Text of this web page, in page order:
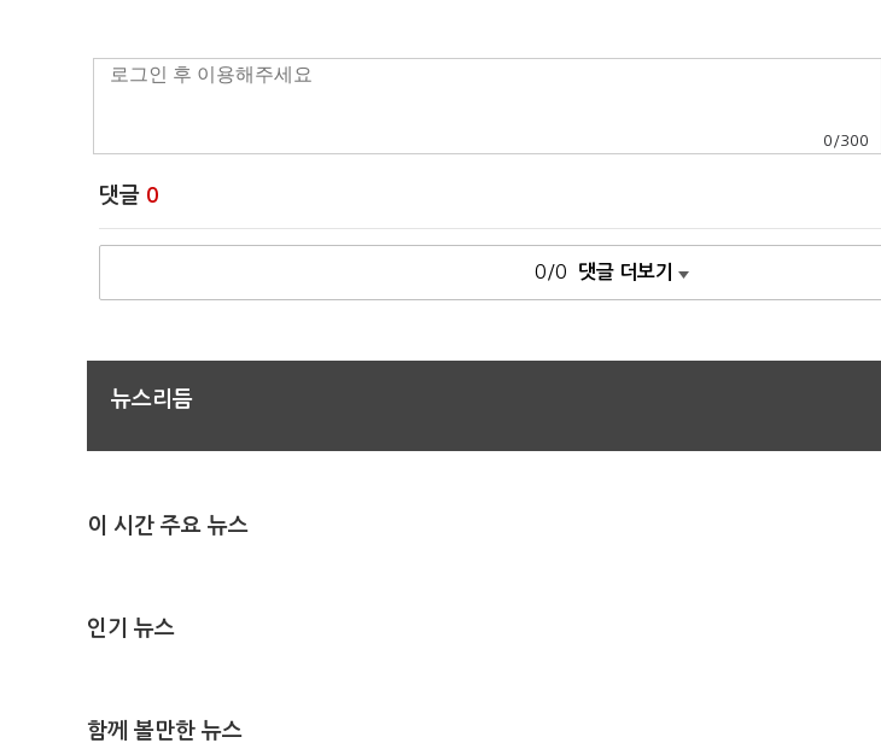
0 /300
댓글 0
0/0 댓글 더보기
뉴스리듬
이 시간 주요 뉴스
인기 뉴스
함께 볼만한 뉴스